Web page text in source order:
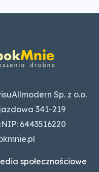
Sp. z o.o.
341-219
6443516220
społecznościowe